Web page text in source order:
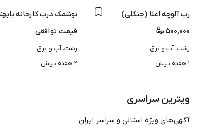
رب آلوچه اعلا (جنگلی)
۵۰۰,۰۰۰
رشت، آب و برق
۱ هفته پیش
نوشمک درب کارخانه
قیمت توافقی
رشت، آب و برق
۲ هفته پیش
ویترین سراسری
آگهی‌های ویژه استانی و سراسر ایران.